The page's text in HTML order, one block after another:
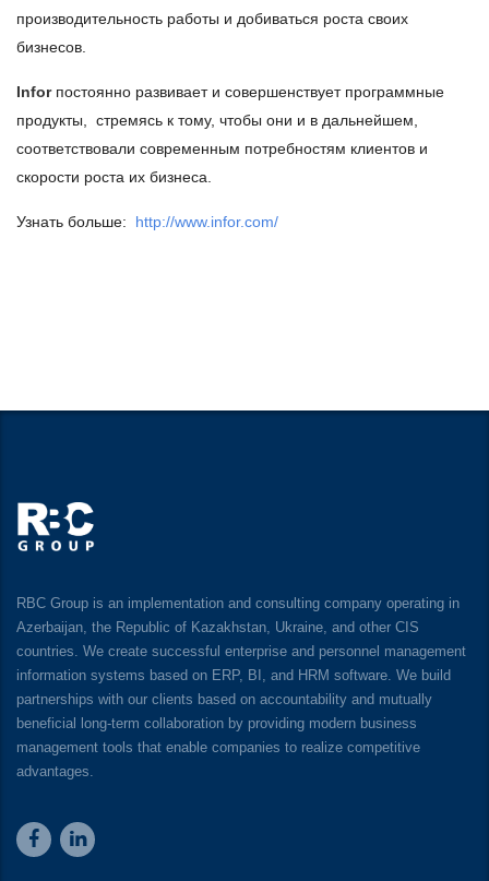
производительность работы и добиваться роста своих
бизнесов.
Inforпостоянно развивает и совершенствует программные
продукты, стремясь к тому, чтобы они и в дальнейшем,
соответствовали современным потребностям клиентов и
скорости роста их бизнеса.
Узнать больше: http://www.infor.com/
RBC Group is an implementation and consulting company operating in
Azerbaijan, the Republic of Kazakhstan, Ukraine, and other CIS
countries. We create successful enterprise and personnel management
information systems based on ERP, BI, and HRM software. We build
partnerships with our clients based on accountability and mutually
beneficial long-term collaboration by providing modern business
management tools that enable companies to realize competitive
advantages.